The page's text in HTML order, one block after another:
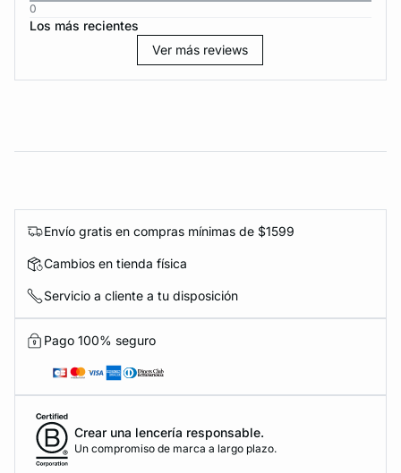
0
Los más recientes
Ver más reviews
Envío gratis en compras mínimas de $1599
Cambios en tienda física
Servicio a cliente a tu disposición
Pago 100% seguro
Crear una lencería responsable.
Un compromiso de marca a largo plazo.